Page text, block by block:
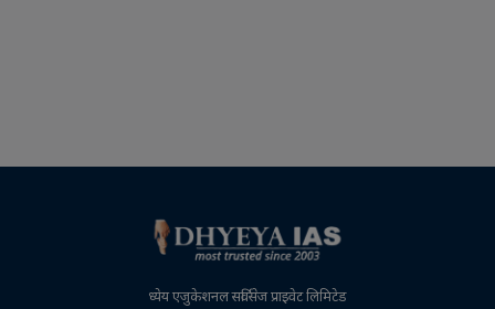
ध्येय एजुकेशनल सर्विसेज प्राइवेट लिमिटेड